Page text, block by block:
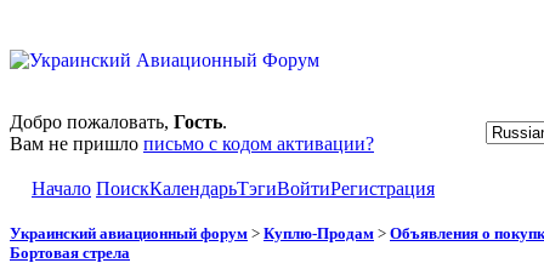
Добро пожаловать, Гость.
Вам не пришло письмо с кодом активации?
Начало ПоискКалендарьТэгиВойтиРегистрация
Украинский авиационный форум > Куплю-Продам > Объявления о
Бортовая стрела